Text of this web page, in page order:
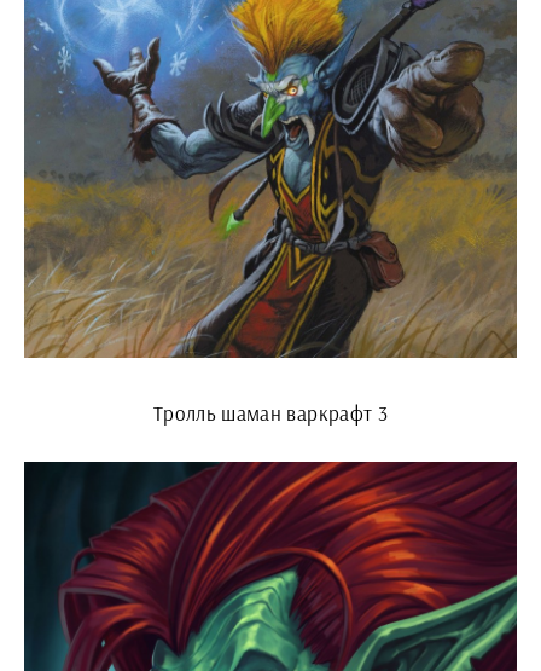
Тролль шаман варкрафт 3